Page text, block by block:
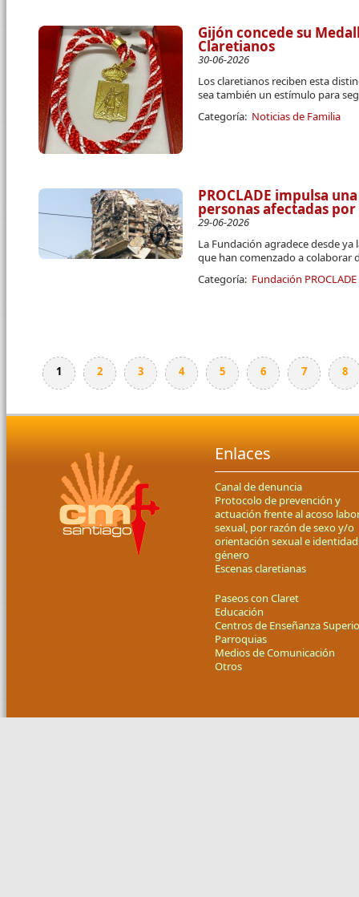
Gijón concede su
Claretianos
30-06-2026
Los claretianos reciben esta
sea también un estímulo para
Categoría: Noticias de Familia
PROCLADE impulsa
personas afectadas
29-06-2026
La Fundación agradece desde
que han comenzado a colaborar
Categoría: Fundación PROCLADE
Páginas
1 2 3 4 5 6 7 8
Enlaces
Canal de denuncia
Protocolo de prevención y
actuación frente al acoso
sexual, por razón de sexo y/o
orientación sexual e
género
Escenas claretianas
Paseos con Claret
Educación
Centros de Enseñanza
Parroquias
Medios de Comunicación
Otros